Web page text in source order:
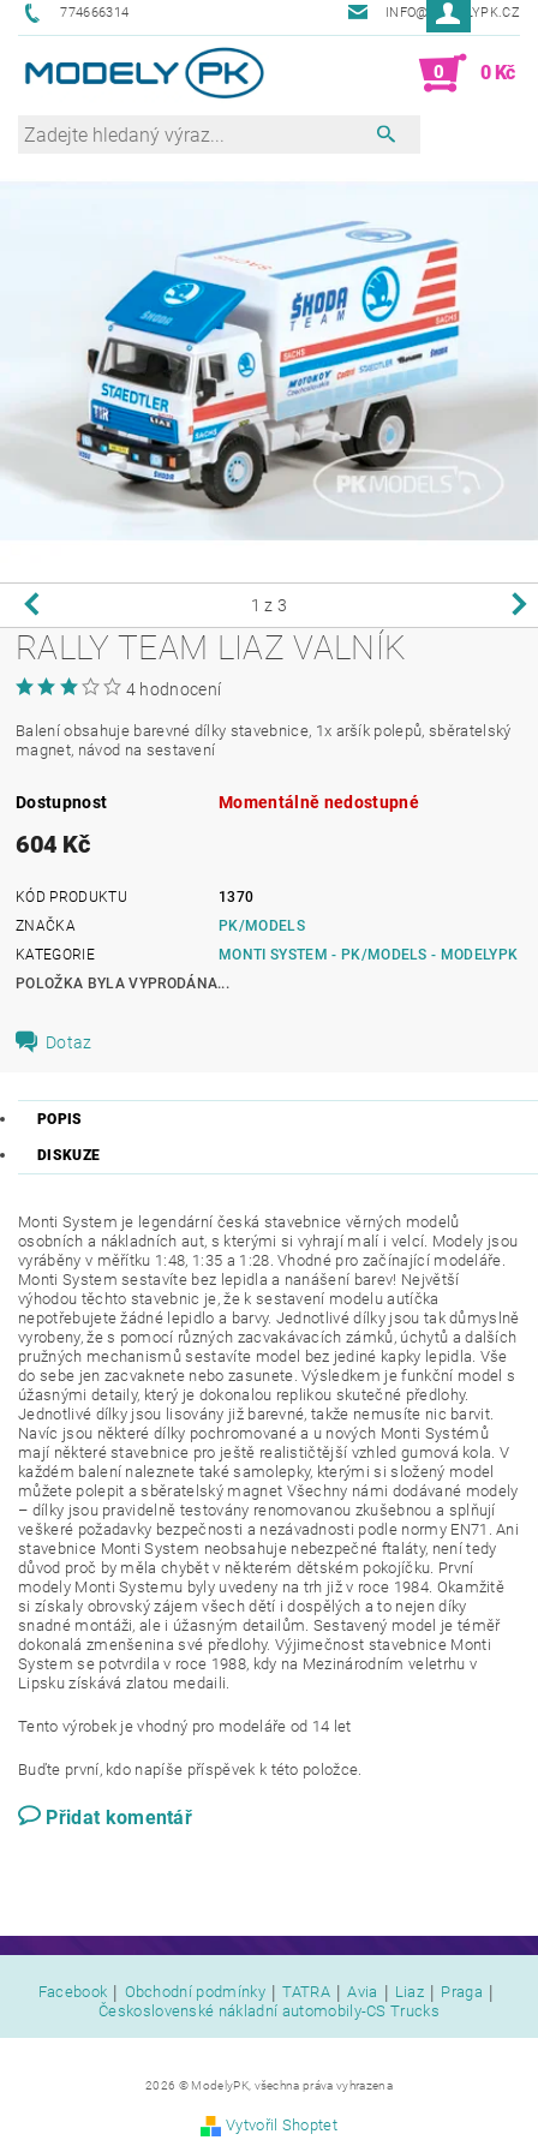
774666314 INFO@MODELYPK.CZ
0 0 Kč
1 z 3
RALLY TEAM LIAZ VALNÍK
4 hodnocení
Balení obsahuje barevné dílky stavebnice, 1x aršík polepů, sběratelský
magnet, návod na sestavení
Dostupnost Momentálně nedostupné
604 Kč
KÓD PRODUKTU
1370
ZNAČKA
PK/MODELS
KATEGORIE
MONTI SYSTEM - PK/MODELS - MODELYPK
POLOŽKA BYLA VYPRODÁNA...
Dotaz
POPIS
DISKUZE
Monti System je legendární česká stavebnice věrných modelů
osobních a nákladních aut, s kterými si vyhrají malí i velcí. Modely jsou
vyráběny v měřítku 1:48, 1:35 a 1:28. Vhodné pro začínající modeláře.
Monti System sestavíte bez lepidla a nanášení barev! Největší
výhodou těchto stavebnic je, že k sestavení modelu autíčka
nepotřebujete žádné lepidlo a barvy. Jednotlivé dílky jsou tak důmyslně
vyrobeny, že s pomocí různých zacvakávacích zámků, úchytů a dalších
pružných mechanismů sestavíte model bez jediné kapky lepidla. Vše
do sebe jen zacvaknete nebo zasunete. Výsledkem je funkční model s
úžasnými detaily, který je dokonalou replikou skutečné předlohy.
Jednotlivé dílky jsou lisovány již barevné, takže nemusíte nic barvit.
Navíc jsou některé dílky pochromované a u nových Monti Systémů
mají některé stavebnice pro ještě realističtější vzhled gumová kola. V
každém balení naleznete také samolepky, kterými si složený model
můžete polepit a sběratelský magnet Všechny námi dodávané modely
– dílky jsou pravidelně testovány renomovanou zkušebnou a splňují
veškeré požadavky bezpečnosti a nezávadnosti podle normy EN71. Ani
stavebnice Monti System neobsahuje nebezpečné ftaláty, není tedy
důvod proč by měla chybět v některém dětském pokojíčku. První
modely Monti Systemu byly uvedeny na trh již v roce 1984. Okamžitě
si získaly obrovský zájem všech dětí i dospělých a to nejen díky
snadné montáži, ale i úžasným detailům. Sestavený model je téměř
dokonalá zmenšenina své předlohy. Výjimečnost stavebnice Monti
System se potvrdila v roce 1988, kdy na Mezinárodním veletrhu v
Lipsku získává zlatou medaili.
Tento výrobek je vhodný pro modeláře od 14 let
Buďte první, kdo napíše příspěvek k této položce.
Přidat komentář
Facebook | Obchodní podmínky | TATRA | Avia | Liaz | Praga |
Československé nákladní automobily-CS Trucks
2026 © ModelyPK, všechna práva vyhrazena
Vytvořil Shoptet